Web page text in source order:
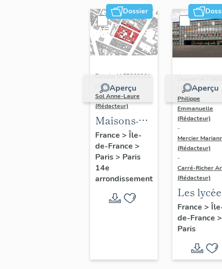
Dossier
Aperçu
Dossier IA75000261
| Réalisé par
Sol Anne-Laure
(Rédacteur)
Maisons-
immeubles
France > Île-
de-France >
Paris> Paris
14e
arrondissement
Aperçu
| Réalisé par
Philippe
Emmanuelle
(Rédacteur)
-
Mercier
(Rédacteur)
-
Carré-Richer
(Rédacteur)
Les
Jean-
Dondel
Roger
Dhuit
France >
de-France >
Paris